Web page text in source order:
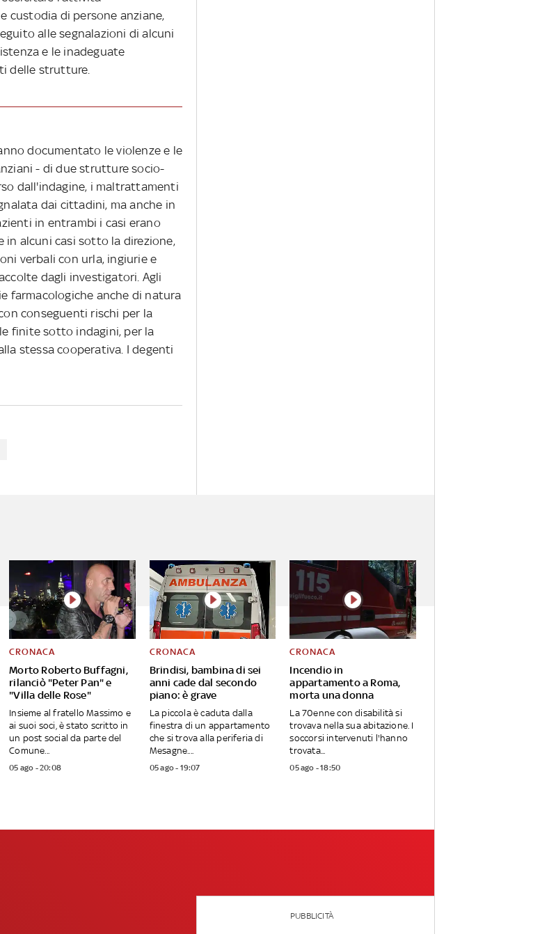
custodia di persone anziane,
alle segnalazioni di alcuni
e le inadeguate
delle strutture.
documentato le violenze e le
- di due strutture socio-
dall'indagine, i maltrattamenti
dai cittadini, ma anche in
in entrambi i casi erano
in alcuni casi sotto la direzione,
verbali con urla, ingiurie e
dagli investigatori. Agli
farmacologiche anche di natura
conseguenti rischi per la
finite sotto indagini, per la
stessa cooperativa. I degenti
Morto Roberto Buffagni,
rilanciò "Peter Pan" e
"Villa delle Rose"
CRONACA
Insieme al fratello Massimo e
ai suoi soci, è stato scritto in
un post social da parte del
Comune...
05 ago - 20:08
Brindisi, bambina di sei
anni cade dal secondo
piano: è grave
CRONACA
La piccola è caduta dalla
finestra di un appartamento
che si trova alla periferia di
Mesagne....
05 ago - 19:07
Incendio in
appartamento a Roma,
morta una donna
CRONACA
La 70enne con disabilità si
trovava nella sua abitazione. I
soccorsi intervenuti l'hanno
trovata...
05 ago - 18:50
PUBBLICITÀ